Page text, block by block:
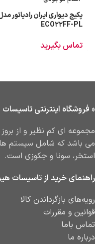
پکیج دیواری ایران رادیاتور
ECO22FF-PL
تماس بگیرید
« فروشگاه اینترنتی تاسیسات
مجموعه ای کم نظیر و از
می باشد که شامل سیستم
استخر، سونا و جکوزی است.
راهنمای خرید از تاسیسات
رویه‌های بازگرداندن کالا
قوانین و مقررات
تماس باما
درباره ما